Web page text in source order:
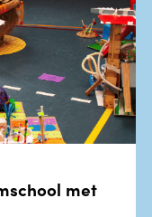
met